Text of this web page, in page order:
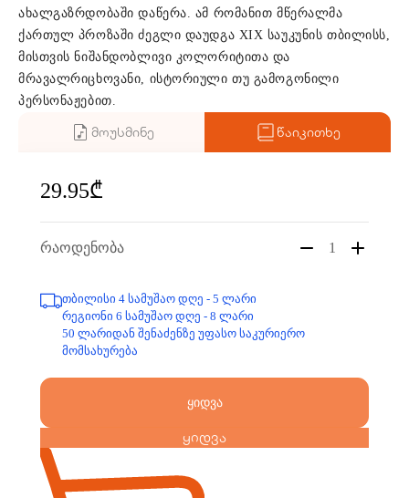
ახალგაზრდობაში დაწერა. ამ რომანით მწერალმა
ქართულ პროზაში ძეგლი დაუდგა XIX საუკუნის თბილისს,
მისთვის ნიშანდობლივი კოლორიტითა და
მრავალრიცხოვანი, ისტორიული თუ გამოგონილი
პერსონაჟებით.
მოუსმინე წაიკითხე
29.95₾
რაოდენობა 1
თბილისი 4 სამუშაო დღე - 5 ლარი
რეგიონი 6 სამუშაო დღე - 8 ლარი
50 ლარიდან შენაძენზე უფასო საკურიერო
მომსახურება
ყიდვა
ყიდვა